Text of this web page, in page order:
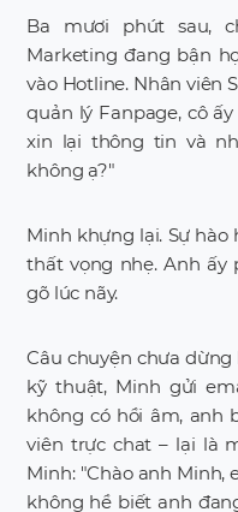
Ba mươi phút sau,
Marketing đang bận
vào Hotline. Nhân viên
quản lý Fanpage, cô
xin lại thông tin và
không ạ?"
Minh khựng lại. Sự
thất vọng nhẹ. Anh ấy
gõ lúc nãy.
Câu chuyện chưa dừng
kỹ thuật, Minh gửi
không có hồi âm, anh
viên trực chat – lại là
Minh: "Chào anh Minh,
không hề biết anh